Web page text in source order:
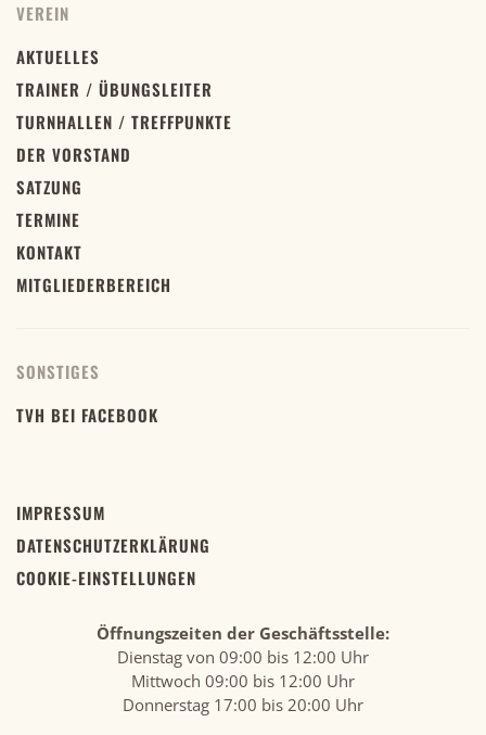
VEREIN
AKTUELLES
TRAINER / ÜBUNGSLEITER
TURNHALLEN / TREFFPUNKTE
DER VORSTAND
SATZUNG
TERMINE
KONTAKT
MITGLIEDERBEREICH
SONSTIGES
TVH BEI FACEBOOK
IMPRESSUM
DATENSCHUTZERKLÄRUNG
COOKIE-EINSTELLUNGEN
Öffnungszeiten der Geschäftsstelle:
Dienstag von 09:00 bis 12:00 Uhr
Mittwoch 09:00 bis 12:00 Uhr
Donnerstag 17:00 bis 20:00 Uhr